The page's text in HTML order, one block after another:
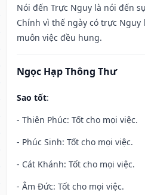
Nói đến Trực Nguy là nói đến
Chính vì thế ngày có trực Nguy
muôn việc đều hung.
Ngọc Hạp Thông Thư
Sao tốt:
- Thiên Phúc: Tốt cho mọi việc.
- Phúc Sinh: Tốt cho mọi việc.
- Cát Khánh: Tốt cho mọi việc.
- Âm Đức: Tốt cho mọi việc.